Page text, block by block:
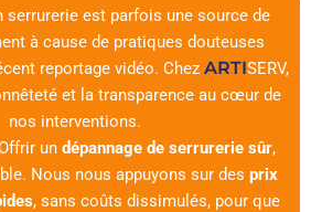
serrurerie est parfois une source de
à cause de pratiques douteuses
reportage vidéo. Chez ARTISERV,
et la transparence au cœur de
nos interventions.
un dépannage de serrurerie sûr,
Nous nous appuyons sur des prix
, sans coûts dissimulés, pour que